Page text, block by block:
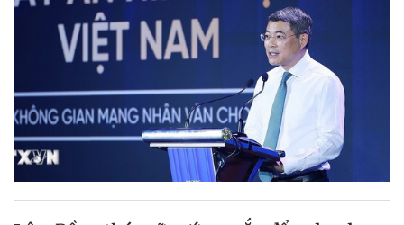
Thủ tướng: Bảo đảm an ninh mạng phải gắn
kết giữa bảo vệ hệ thống và con người
Thủ tướng nêu rõ bảo đảm an ninh mạng phải gắn kết chặt chẽ,
đồng bộ giữa “bảo vệ hệ thống” và “bảo vệ con người”, với mục tiêu
lấy sự an toàn, bình yên, hạnh phúc của nhân dân làm thước đo cao
nhất.